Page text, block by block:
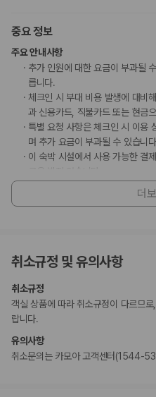
중요 정보
주요 안내사항
추가 인원에 대한 요금이 부과될
릅니다.
체크인 시 부대 비용 발생에 대비
과 신용카드, 직불카드 또는 현금
특별 요청 사항은 체크인 시 이용
며 추가 요금이 부과될 수 있습니
이 숙박 시설에서 사용 가능한 결
이 숙박 시설은 안전을 위해 소화
이 숙박 시설은 장애인 안내 동물
부가 정보
간이/추가 침대 이용 불가
현장 결제 유형 및 수단
Carte Blanche
Visa
Diners Club
더보
취소규정 및 유의사항
취소규정
객실 상품에 따라 취소규정이 다르므
랍니다.
유의사항
취소문의는 카모아 고객센터(1544-